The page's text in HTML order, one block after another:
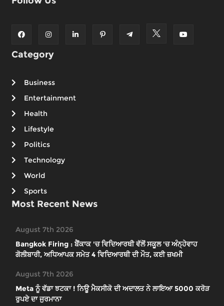
Category
Business
Entertainment
Health
Lifestyle
Politics
Technology
World
Sports
Most Recent News
August 7th 2026
Bangkok Firing : ਬੈਂਕਾਕ 'ਚ ਵਿਦਿਆਰਥੀ ਵੱਲੋਂ ਸਕੂਲ 'ਚ ਅੰਨ੍ਹੇਵਾਹ
ਗੋਲੀਬਾਰੀ, ਅਧਿਆਪਕ ਸਮੇਤ 4 ਵਿਦਿਆਰਥੀ ਦੀ ਮੌਤ, ਕਈ ਜ਼ਖਮੀ
August 7th 2026
Meta ਨੂੰ ਵੱਡਾ ਝਟਕਾ ! ਨਿਊ ਮੈਕਸੀਕੋ ਦੀ ਅਦਾਲਤ ਨੇ ਲਾਇਆ 5000 ਕਰੋੜ
ਰੁਪਏ ਦਾ ਜੁਰਮਾਨਾ